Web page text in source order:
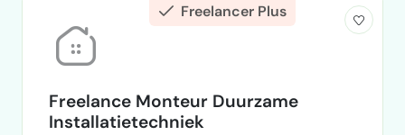
Freelance Monteur Duurzame
Installatietechniek
Freelancer Plus